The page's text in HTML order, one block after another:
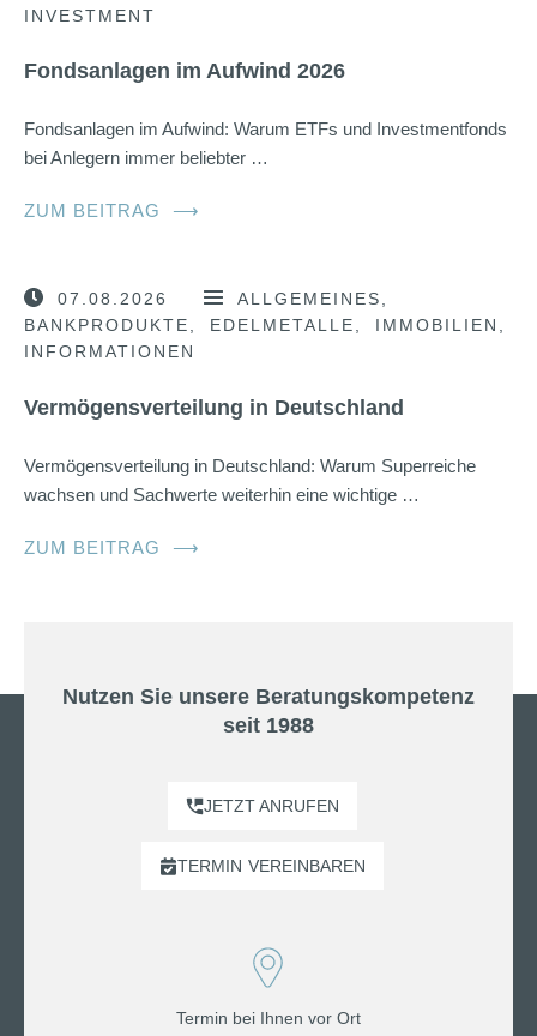
INVESTMENT
Fondsanlagen im Aufwind 2026
Fondsanlagen im Aufwind: Warum ETFs und Investmentfonds
bei Anlegern immer beliebter …
ZUM BEITRAG ⟶
07.08.2026
ALLGEMEINES
BANKPRODUKTE
EDELMETALLE
IMMOBILIEN
INFORMATIONEN
Vermögensverteilung in Deutschland
Vermögensverteilung in Deutschland: Warum Superreiche
wachsen und Sachwerte weiterhin eine wichtige …
ZUM BEITRAG ⟶
Nutzen Sie unsere Beratungskompetenz
seit 1988
JETZT ANRUFEN
TERMIN VEREINBAREN
Termin bei Ihnen vor Ort